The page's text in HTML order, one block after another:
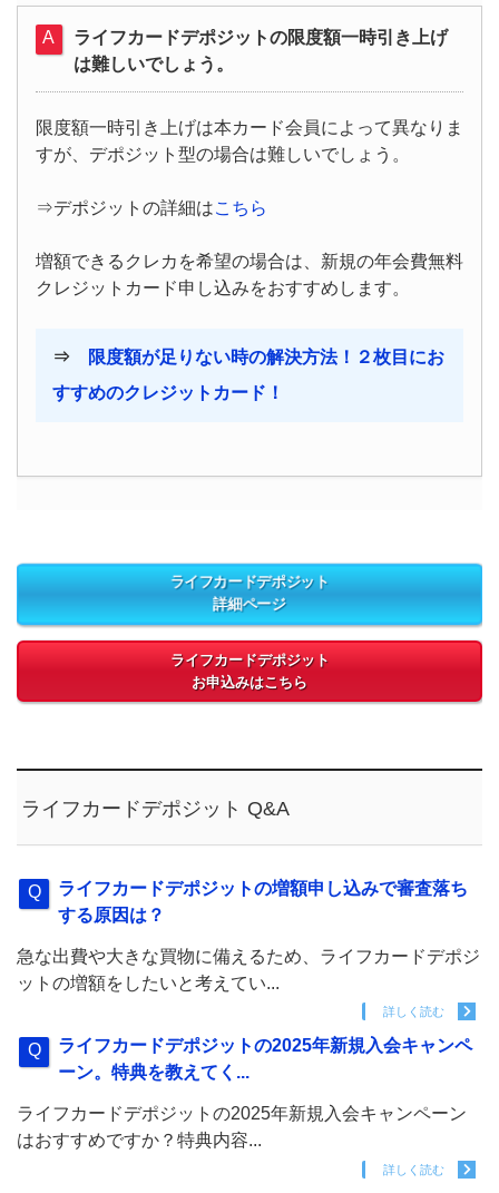
ライフカードデポジットの限度額一時引き上げ
は難しいでしょう。
限度額一時引き上げは本カード会員によって異なりま
すが、デポジット型の場合は難しいでしょう。
⇒デポジットの詳細はこちら
増額できるクレカを希望の場合は、新規の年会費無料
クレジットカード申し込みをおすすめします。
⇒
限度額が足りない時の解決方法！２枚目にお
すすめのクレジットカード！
ライフカードデポジット
詳細ページ
ライフカードデポジット
お申込みはこちら
ライフカードデポジット Q&A
ライフカードデポジットの増額申し込みで審査落ち
する原因は？
急な出費や大きな買物に備えるため、ライフカードデポジ
ットの増額をしたいと考えてい...
詳しく読む
ライフカードデポジットの2025年新規入会キャンペ
ーン。特典を教えてく...
ライフカードデポジットの2025年新規入会キャンペーン
はおすすめですか？特典内容...
詳しく読む